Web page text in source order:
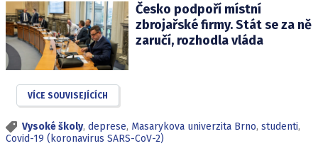
Česko podpoří místní
zbrojařské firmy. Stát se za ně
zaručí, rozhodla vláda
VÍCE SOUVISEJÍCÍCH
Vysoké školy, deprese, Masarykova univerzita Brno, studenti,
Covid-19 (koronavirus SARS-CoV-2)